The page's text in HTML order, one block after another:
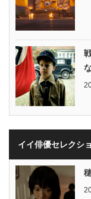
イイ俳優セレクシ